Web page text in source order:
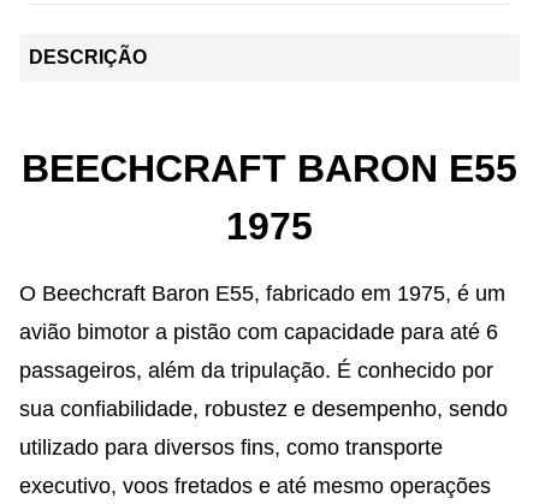
DESCRIÇÃO
BEECHCRAFT BARON E55
1975
O Beechcraft Baron E55, fabricado em 1975, é um
avião bimotor a pistão com capacidade para até 6
passageiros, além da tripulação. É conhecido por
sua confiabilidade, robustez e desempenho, sendo
utilizado para diversos fins, como transporte
executivo, voos fretados e até mesmo operações